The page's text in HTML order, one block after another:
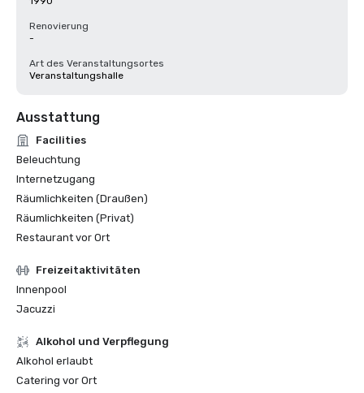
Renovierung
-
Art des Veranstaltungsortes
Veranstaltungshalle
Ausstattung
Facilities
Beleuchtung
Internetzugang
Räumlichkeiten (Draußen)
Räumlichkeiten (Privat)
Restaurant vor Ort
Freizeitaktivitäten
Innenpool
Jacuzzi
‪Alkohol‬ und Verpflegung
‪Alkohol‬ erlaubt
Catering vor Ort